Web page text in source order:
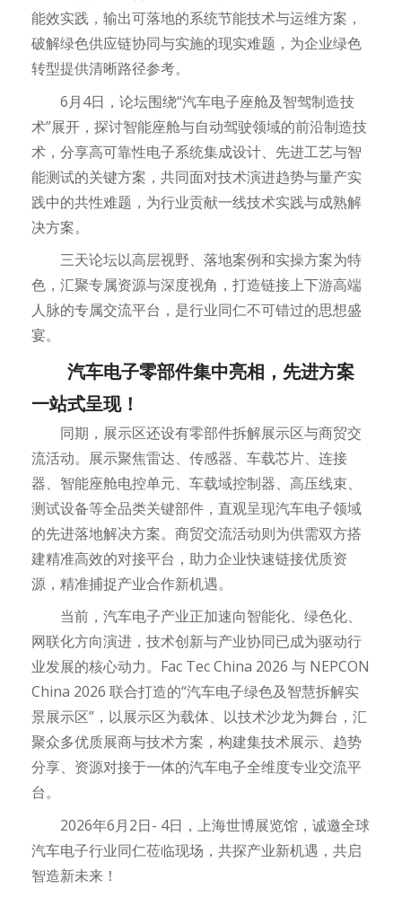
能效实践，输出可落地的系统节能技术与运维方案，
破解绿色供应链协同与实施的现实难题，为企业绿色
转型提供清晰路径参考。
6月4日，论坛围绕“汽车电子座舱及智驾制造技
术”展开，探讨智能座舱与自动驾驶领域的前沿制造技
术，分享高可靠性电子系统集成设计、先进工艺与智
能测试的关键方案，共同面对技术演进趋势与量产实
践中的共性难题，为行业贡献一线技术实践与成熟解
决方案。
三天论坛以高层视野、落地案例和实操方案为特
色，汇聚专属资源与深度视角，打造链接上下游高端
人脉的专属交流平台，是行业同仁不可错过的思想盛
宴。
汽车电子零部件集中亮相，先进方案
一站式呈现！
同期，展示区还设有零部件拆解展示区与商贸交
流活动。展示聚焦雷达、传感器、车载芯片、连接
器、智能座舱电控单元、车载域控制器、高压线束、
测试设备等全品类关键部件，直观呈现汽车电子领域
的先进落地解决方案。商贸交流活动则为供需双方搭
建精准高效的对接平台，助力企业快速链接优质资
源，精准捕捉产业合作新机遇。
当前，汽车电子产业正加速向智能化、绿色化、
网联化方向演进，技术创新与产业协同已成为驱动行
业发展的核心动力。Fac Tec China 2026 与 NEPCON
China 2026 联合打造的“汽车电子绿色及智慧拆解实
景展示区”，以展示区为载体、以技术沙龙为舞台，汇
聚众多优质展商与技术方案，构建集技术展示、趋势
分享、资源对接于一体的汽车电子全维度专业交流平
台。
2026年6月2日- 4日，上海世博展览馆，诚邀全球
汽车电子行业同仁莅临现场，共探产业新机遇，共启
智造新未来！